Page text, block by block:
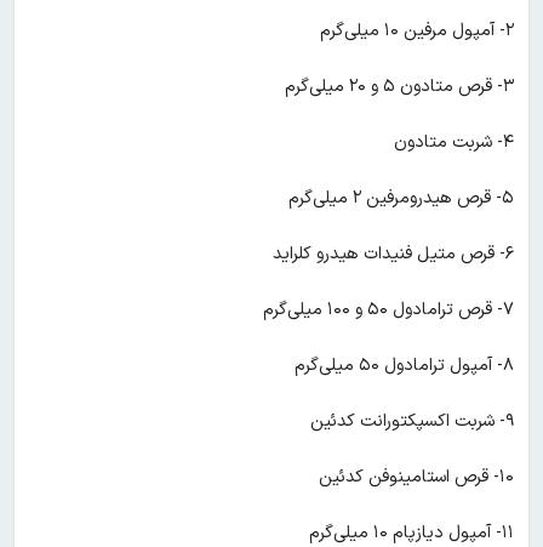
۲- آمپول مرفین ۱۰ میلی‌گرم
۳- قرص متادون ۵ و ۲۰ میلی‌گرم
۴- شربت متادون
۵- قرص هیدرومرفین ۲ میلی‌گرم
۶- قرص متیل فنیدات هیدرو کلراید
۷- قرص ترامادول ۵۰ و ۱۰۰ میلی‌گرم
۸- آمپول ترامادول ۵۰ میلی‌گرم
۹- شربت اکسپکتورانت کدئین
۱۰- قرص استامینوفن کدئین
۱۱- آمپول دیازپام ۱۰ میلی‌گرم